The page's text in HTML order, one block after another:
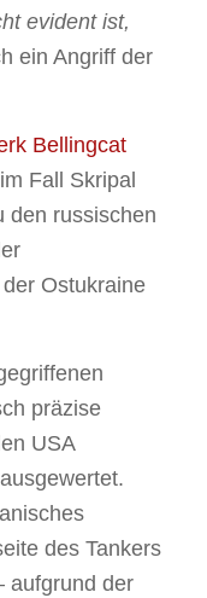
evident ist,
ein Angriff der
Bellingcat
Fall Skripal
den russischen
Ostukraine
präzise
USA
des Tankers
aufgrund der